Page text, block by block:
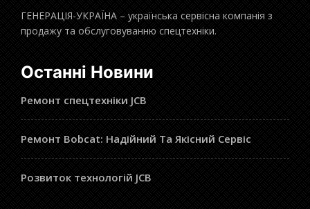
ГЕНЕРАЦІЯ-УКРАЇНА – українська сервісна компанія з
продажу та обслуговуванню спецтехніки.
Останні Новини
Ремонт спецтехніки JCB
Ремонт Bobcat: Надійний Та Якісний Сервіс
Розвиток технологій JCB